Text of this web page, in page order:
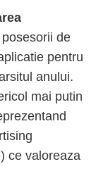
de
pentru
anului.
mai putin
ce valoreaza